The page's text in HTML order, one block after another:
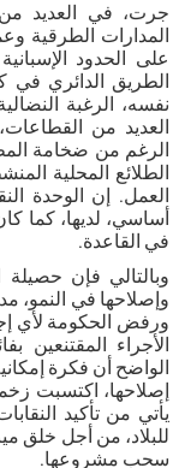
جرت، في العديد من
المدارات الطرقية
على الحدود
الطريق الدائري
نفسه، الرغبة
العديد من
الرغم من ضخامة
الطلائع المحلية
العمل. إن الوحدة
أساسي، لديها، كما
في القاعدة.
وبالتالي فإن
وإصلاحها في النمو،
ورفض الحكومة لأي
الأجراء المقتنعين
الواضح أن فكرة
إصلاحها، اكتسبت
يأتي من تأكيد
للبلاد، من أجل خلق
سحب مشروعها.